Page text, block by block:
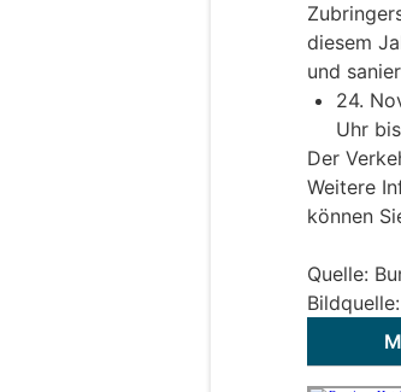
diesem
und
24.
Uhr
Der
Weitere
können
Quelle: